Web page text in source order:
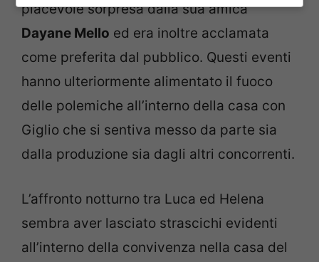
piacevole sorpresa dalla sua amica
Dayane Mello ed era inoltre acclamata
come preferita dal pubblico. Questi eventi
hanno ulteriormente alimentato il fuoco
delle polemiche all’interno della casa con
Giglio che si sentiva messo da parte sia
dalla produzione sia dagli altri concorrenti.
L’affronto notturno tra Luca ed Helena
sembra aver lasciato strascichi evidenti
all’interno della convivenza nella casa del